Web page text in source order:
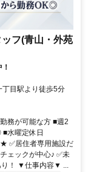
フ(青山・外苑
目駅より徒歩5分
務が可能な方 ■週2
水曜定休日
✅居住者専用施設だ
ェックが中心♪ ✅未
り！ ▼仕事内容▼ ...